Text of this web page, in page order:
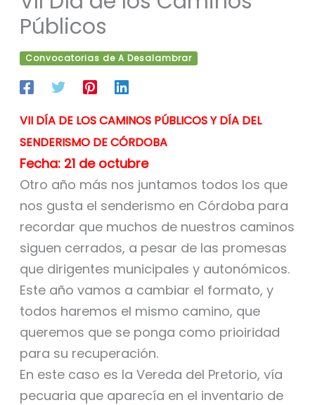
Públicos
Convocatorias de A Desalambrar
VII DÍA DE LOS CAMINOS PÚBLICOS Y DÍA DEL
SENDERISMO DE CÓRDOBA
Fecha: 21 de octubre
Otro año más nos juntamos todos los que
nos gusta el senderismo en Córdoba para
recordar que muchos de nuestros caminos
siguen cerrados, a pesar de las promesas
que dirigentes municipales y autonómicos.
Este año vamos a cambiar el formato, y
todos haremos el mismo camino, que
queremos que se ponga como prioiridad
para su recuperación.
En este caso es la Vereda del Pretorio, vía
pecuaria que aparecía en el inventario de